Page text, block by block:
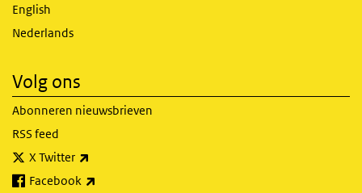
English
Nederlands
Volg ons
Abonneren nieuwsbrieven
RSS feed
X Twitter
Facebook